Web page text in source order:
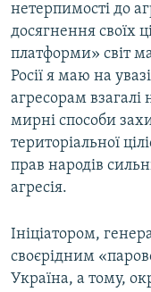
нетерпимості до
досягнення своїх
платформи» світ
Росії я маю на
агресорам
мирні способи
територіальної
прав народів
агресія.
Ініціатором,
своєрідним
Україна, а тому,